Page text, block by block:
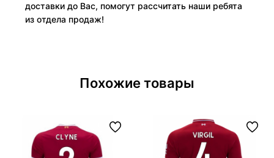
доставки до Вас, помогут рассчитать наши ребята
из отдела продаж!
Похожие товары